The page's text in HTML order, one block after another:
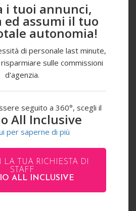
i tuoi annunci,
ed assumi il tuo
autonomia!
di personale last minute,
sulle commissioni
d'agenzia.
seguito a 360°, scegli il
All Inclusive
per saperne di più
LA TUA RICHIESTA DI
STAFF
ALL INCLUSIVE